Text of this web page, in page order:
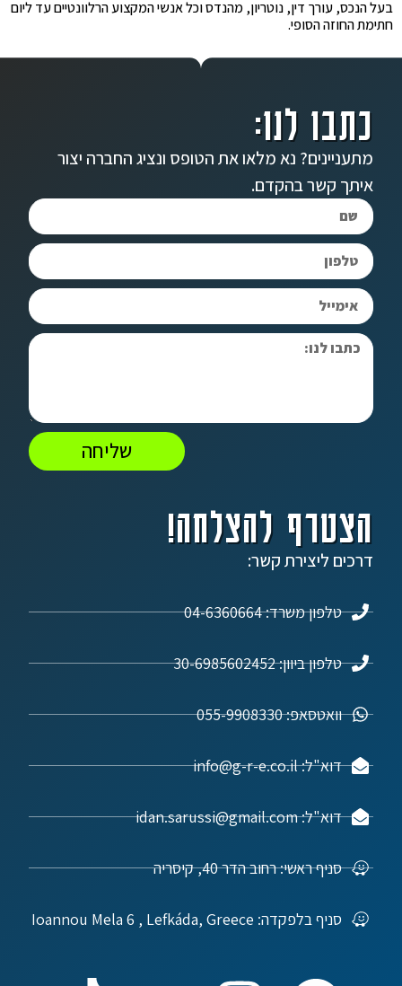
בעל הנכס, עורך דין, נוטריון, מהנדס וכל אנשי המקצוע הרלוונטיים עד ליום
חתימת החוזה הסופי.
הצטרף להצלחה!
דרכים ליצירת קשר:
טלפון משרד: 04-6360664
טלפון ביוון: 30-6985602452
וואטסאפ: 055-9908330
דוא"ל: info@g-r-e.co.il
דוא"ל: idan.sarussi@gmail.com
סניף ראשי: רחוב הדר 40, קיסריה
סניף בלפקדה: Ioannou Mela 6 , Lefkáda, Greece
כתבו לנו:
מתעניינים? נא מלאו את הטופס ונציג החברה יצור
איתך קשר בהקדם.
שליחה